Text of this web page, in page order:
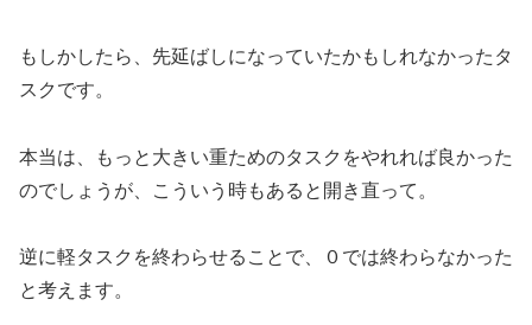
もしかしたら、先延ばしになっていたかもしれなかったタ
スクです。
本当は、もっと大きい重ためのタスクをやれれば良かった
のでしょうが、こういう時もあると開き直って。
逆に軽タスクを終わらせることで、０では終わらなかった
と考えます。